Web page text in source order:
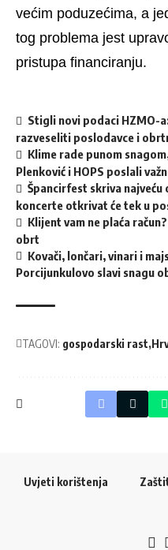
većim poduzećima, a
tog problema jest
pristupa financiranju.
Stigli novi podaci HZMO-
razveseliti poslodavce i
Klime rade punom
Plenković i HOPS poslali
Špancirfest skriva
koncerte otkrivat će tek u
Klijent vam ne plaća
obrt
Kovači, lončari, vinari i
Porcijunkulovo slavi snagu
TAGOVI: gospodarski rast
Uvjeti korištenja